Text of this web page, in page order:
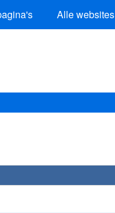
Alle websites